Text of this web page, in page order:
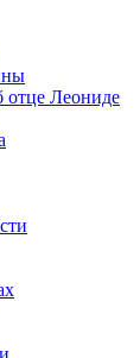
отце Леониде